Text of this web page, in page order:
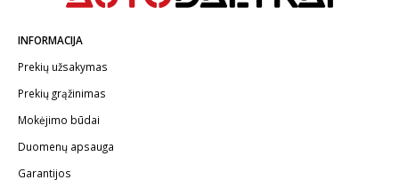
INFORMACIJA
Prekių užsakymas
Prekių grąžinimas
Mokėjimo būdai
Duomenų apsauga
Garantijos